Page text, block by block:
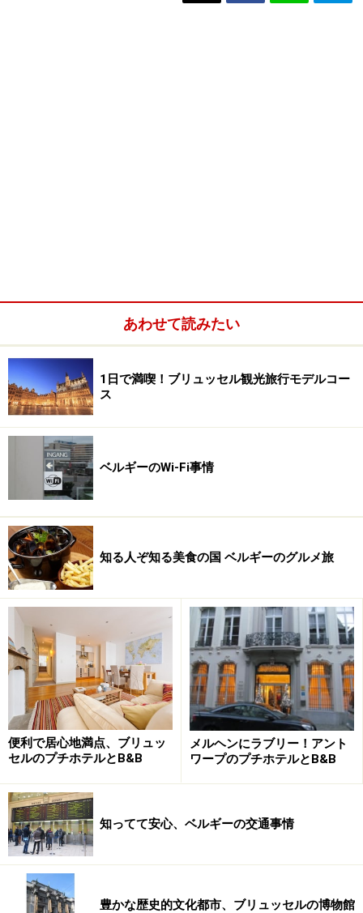
あわせて読みたい
1日で満喫！ブリュッセル観光旅行モデルコー
ス
ベルギーのWi-Fi事情
知る人ぞ知る美食の国 ベルギーのグルメ旅
便利で居心地満点、ブリュッ
セルのプチホテルとB&B
メルヘンにラブリー！アント
ワープのプチホテルとB&B
知ってて安心、ベルギーの交通事情
豊かな歴史的文化都市、ブリュッセルの博物館